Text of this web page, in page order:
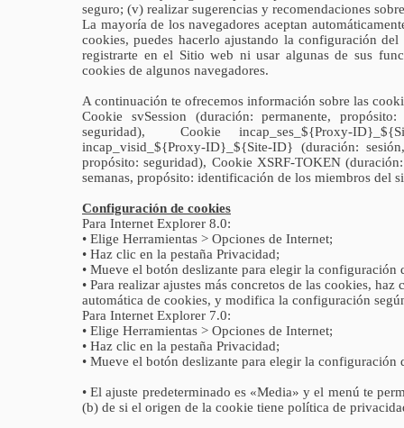
seguro; (v) realizar sugerencias y recomendaciones
La mayoría de los navegadores aceptan
cookies, puedes hacerlo ajustando la configuración
registrarte en el Sitio web ni usar algunas de sus
cookies de algunos navegadores.
A continuación te ofrecemos información sobre las
Cookie svSession (duración: permanente,
seguridad), Cookie incap_ses_${Proxy-
incap_visid_${Proxy-ID}_${Site-ID} (duración:
propósito: seguridad), Cookie XSRF-TOKEN
semanas, propósito: identificación de los miembros del
Configuración de cookies
Para Internet Explorer 8.0:
• Elige Herramientas > Opciones de Internet;
• Haz clic en la pestaña Privacidad;
• Mueve el botón deslizante para elegir la configuración
• Para realizar ajustes más concretos de las cookies,
automática de cookies, y modifica la configuración
Para Internet Explorer 7.0:
• Elige Herramientas > Opciones de Internet;
• Haz clic en la pestaña Privacidad;
• Mueve el botón deslizante para elegir la configuración
• El ajuste predeterminado es «Media» y el menú te
(b) de si el origen de la cookie tiene política de